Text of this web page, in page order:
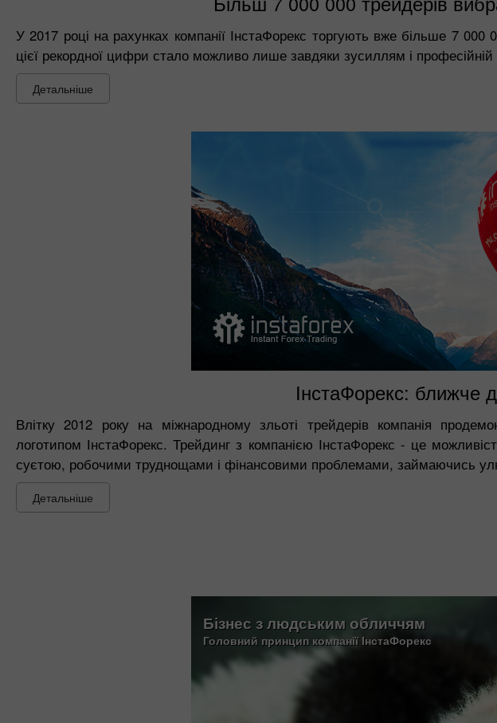
У 2017 році на рахунках компанії ІнстаФорекс торгують вже більше 7 000
цієї рекордної цифри стало можливо лише завдяки зусиллям і
Детальніше
ІнстаФорекс: ближче
Влітку 2012 року на міжнародному зльоті трейдерів компанія
логотипом ІнстаФорекс. Трейдинг з компанією ІнстаФорекс - це
суєтою, робочими труднощами і фінансовими проблемами, займаючись
Детальніше
Бізнес з людським обличчям
Головний принцип компанії ІнстаФорекс